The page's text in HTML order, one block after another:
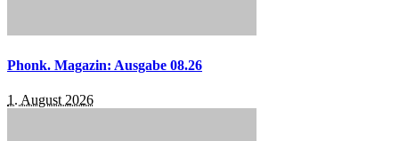
Phonk. Magazin: Ausgabe 08.26
1. August 2026